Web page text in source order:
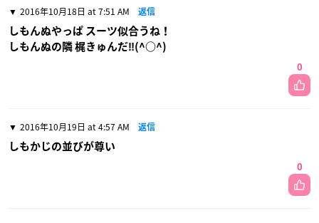
2016年10月18日 at 7:51 AM 返信
しもんぬやっぱ スーツ似合うね！
しもんぬの隣 梶きゅんだ‼︎(^○^)
0
2016年10月19日 at 4:57 AM 返信
しもかじの並びが尊い
0